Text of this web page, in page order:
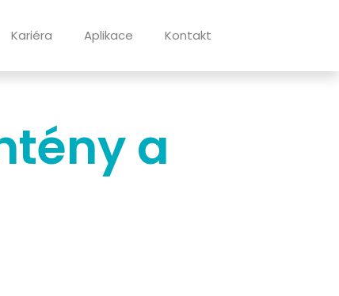
Kariéra Aplikace Kontakt
a